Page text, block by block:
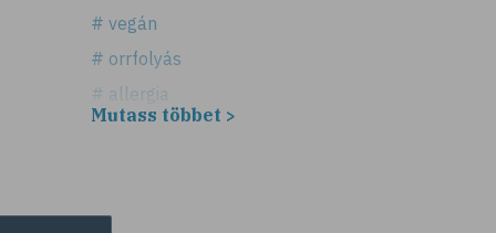
# vegán
# orrfolyás
# allergia
Mutass többet >